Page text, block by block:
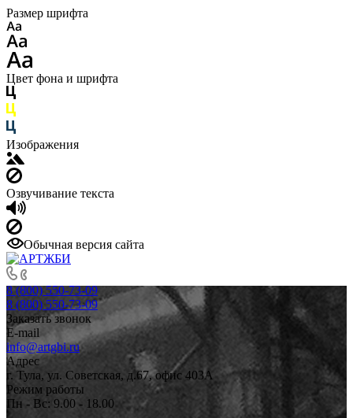
Размер шрифта
Цвет фона и шрифта
Изображения
Озвучивание текста
Обычная версия сайта
8 (800) 550-73-09
8 (800) 550-73-09
Заказать звонок
E-mail
info@artgbi.ru
Адрес
г. Тула, ул. Советская, д.67, офис 403А
Режим работы
Пн - Вс: 9.00 - 18.00